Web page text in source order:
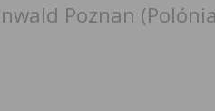
Poznan